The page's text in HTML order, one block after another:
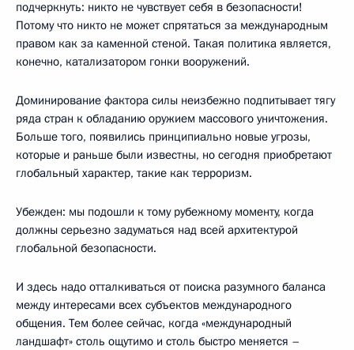
подчеркнуть: никто не чувствует себя в безопасности!
Потому что никто не может спрятаться за международным
правом как за каменной стеной. Такая политика является,
конечно, катализатором гонки вооружений.
Доминирование фактора силы неизбежно подпитывает тягу
ряда стран к обладанию оружием массового уничтожения.
Больше того, появились принципиально новые угрозы,
которые и раньше были известны, но сегодня приобретают
глобальный характер, такие как терроризм.
Убежден: мы подошли к тому рубежному моменту, когда
должны серьезно задуматься над всей архитектурой
глобальной безопасности.
И здесь надо отталкиваться от поиска разумного баланса
между интересами всех субъектов международного
общения. Тем более сейчас, когда «международный
ландшафт» столь ощутимо и столь быстро меняется –